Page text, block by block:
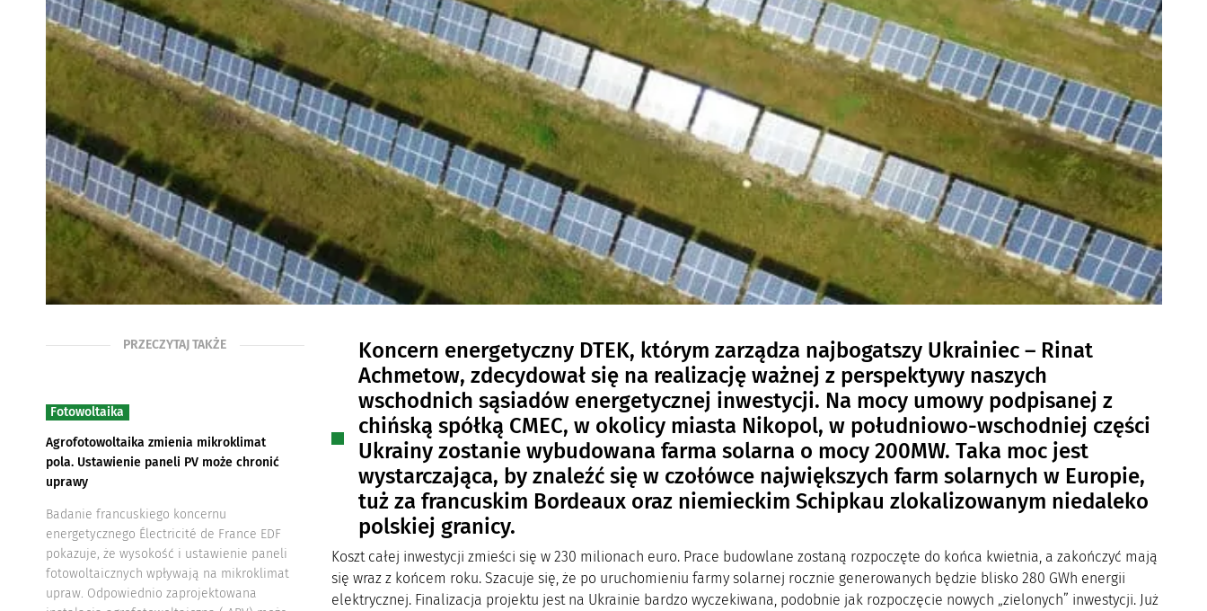
PRZECZYTAJ TAKŻE
Fotowoltaika
Agrofotowoltaika zmienia mikroklimat
pola. Ustawienie paneli PV może chronić
uprawy
Badanie francuskiego koncernu
energetycznego Électricité de France EDF
pokazuje, że wysokość i ustawienie paneli
fotowoltaicznych wpływają na mikroklimat
upraw. Odpowiednio zaprojektowana
Koncern energetyczny DTEK, którym zarządza najbogatszy Ukrainiec – Rinat
Achmetow, zdecydował się na realizację ważnej z perspektywy naszych
wschodnich sąsiadów energetycznej inwestycji. Na mocy umowy podpisanej z
chińską spółką CMEC, w okolicy miasta Nikopol, w południowo-wschodniej części
Ukrainy zostanie wybudowana farma solarna o mocy 200MW. Taka moc jest
wystarczająca, by znaleźć się w czołówce największych farm solarnych w Europie,
tuż za francuskim Bordeaux oraz niemieckim Schipkau zlokalizowanym niedaleko
polskiej granicy.
Koszt całej inwestycji zmieści się w 230 milionach euro. Prace budowlane zostaną rozpoczęte do końca kwietnia, a zakończyć mają
się wraz z końcem roku. Szacuje się, że po uruchomieniu farmy solarnej rocznie generowanych będzie blisko 280 GWh energii
elektrycznej. Finalizacja projektu jest na Ukrainie bardzo wyczekiwana, podobnie jak rozpoczęcie nowych „zielonych” inwestycji. Już